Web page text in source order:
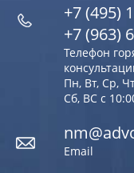
+7 (495)
+7 (963)
Телефон
Пн, Вт, Ср,
Сб, ВС с
Email